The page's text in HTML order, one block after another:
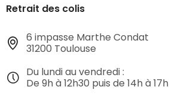
Retrait des colis
6 impasse Marthe Condat
31200 Toulouse
Du lundi au vendredi :
De 9h à 12h30 puis de 14h à 17h